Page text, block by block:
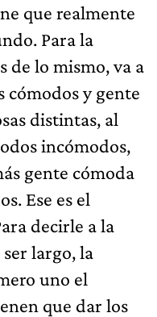
que realmente
Para la
de lo mismo, va a
y gente
distintas, al
incómodos,
gente cómoda
Ese es el
decirle a la
largo, la
uno el
que dar los